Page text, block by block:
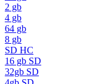
2 gb
4 gb
64 gb
8 gb
SD HC
16 gb SD
32gb SD